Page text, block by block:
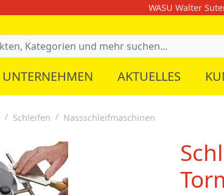
WASU Walter
UNTERNEHMEN AKTUELLES
Schleifen Nassschleifmaschinen